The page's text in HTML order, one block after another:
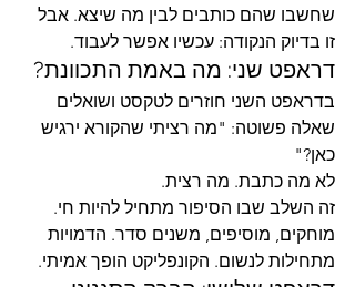
שחשבו שהם כותבים לבין מה שיצא. אבל
זו בדיוק הנקודה: עכשיו אפשר לעבוד.
דראפט שני: מה באמת התכוונת?
בדראפט השני חוזרים לטקסט ושואלים
שאלה פשוטה: "מה רציתי שהקורא ירגיש
כאן?"
לא מה כתבת. מה רצית.
זה השלב שבו הסיפור מתחיל להיות חי.
מוחקים, מוסיפים, משנים סדר. הדמויות
מתחילות לנשום. הקונפליקט הופך אמיתי.